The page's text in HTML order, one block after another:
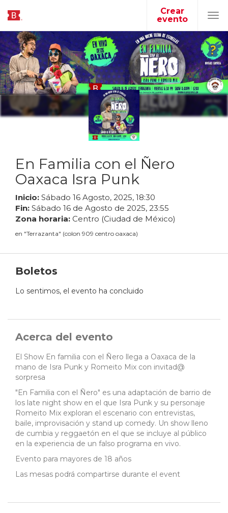
Crear
evento
En Familia con el Ñero
Oaxaca Isra Punk
Inicio: Sábado 16 Agosto, 2025, 18:30
Fin: Sábado 16 de Agosto de 2025, 23:55
Zona horaria: Centro (Ciudad de México)
en "Terrazanta" (colon 909 centro oaxaca)
Boletos
Lo sentimos, el evento ha concluido
Acerca del evento
El Show En familia con el Ñero llega a Oaxaca de la
mano de Isra Punk y Romeito Mix con invitad@
sorpresa
"En Familia con el Ñero" es una adaptación de barrio de
los late night show en el que Isra Punk y su personaje
Romeito Mix exploran el escenario con entrevistas,
baile, improvisación y stand up comedy. Un show lleno
de cumbia y reggaetón en el que se incluye al público
en la experiencia de un falso programa en vivo.
Evento para mayores de 18 años
Las mesas podrá compartirse durante el event